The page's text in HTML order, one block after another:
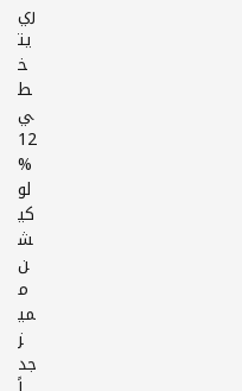
ري
يت
خ
ط
ي
12
%
لو
كي
ش
ن
م
مي
ز
جد